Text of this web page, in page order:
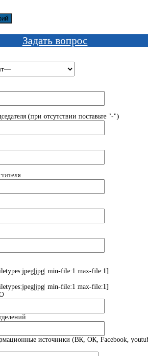
Задать вопрос
(при отсутствии поставьте "-")
min-file:1 max-file:1]
min-file:1 max-file:1]
источники (ВК, ОК, Facebook,